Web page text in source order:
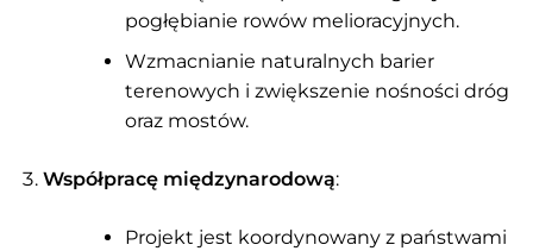
pogłębianie rowów melioracyjnych.
Wzmacnianie naturalnych barier
terenowych i zwiększenie nośności dróg
oraz mostów​.
Współpracę międzynarodową:
Projekt jest koordynowany z państwami